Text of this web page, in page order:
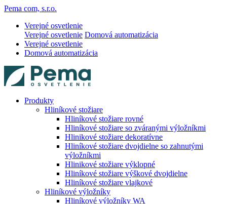
Pema com, s.r.o.
Verejné osvetlenie
Verejné osvetlenie Domová automatizácia
Verejné osvetlenie
Domová automatizácia
Produkty
Hliníkové stožiare
Hliníkové stožiare rovné
Hliníkové stožiare so zváranými výložníkmi
Hlinikové stožiare dekoratívne
Hliníkové stožiare dvojdielne so zahnutými
výložníkmi
Hlinikové stožiare výklopné
Hliníkové stožiare výškové dvojdielne
Hliníkové stožiare vlajkové
Hliníkové výložníky
Hliníkové výložníky WA